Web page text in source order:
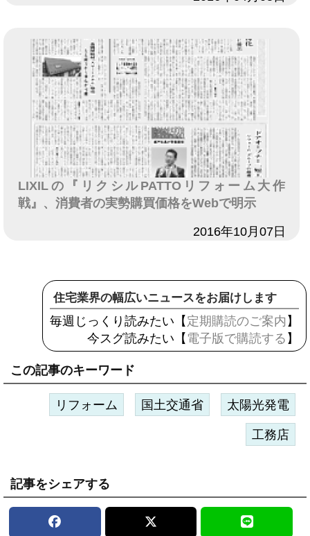
LIXILの『リクシルPATTOリフォーム大作
戦』、消費者の実勢購買価格をWebで明示
2016年10月07日
住宅業界の幅広いニュースをお届けします
毎週じっくり読みたい【 定期購読のご案内 】
今スグ読みたい【 電子版で購読する 】
この記事のキーワード
リフォーム 国土交通省 太陽光発電
工務店
記事をシェアする